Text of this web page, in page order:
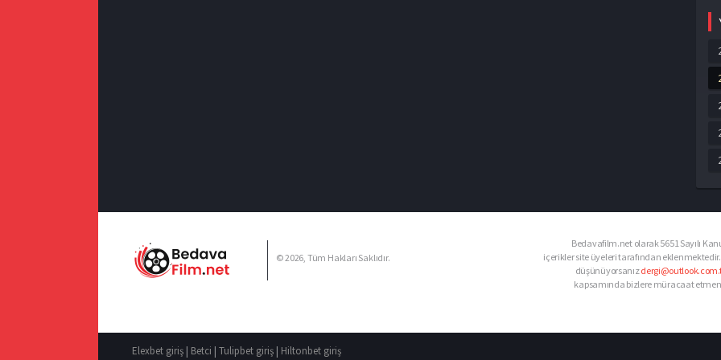
© 2026, Tüm Hakları Saklıdır.
Bedavafilm.net olarak 5651 Sayılı
içerikler site üyeleri tarafından
düşünüyorsanız
kapsamında bizlere müracaat
Elexbet giriş | Betci | Tulipbet giriş | Hiltonbet giriş